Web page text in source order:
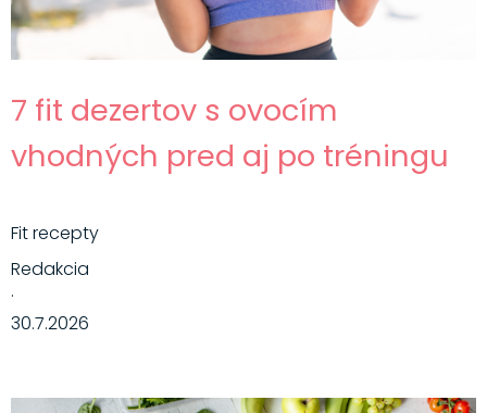
7 fit dezertov s ovocím
vhodných pred aj po tréningu
Fit recepty
Redakcia
·
30.7.2026